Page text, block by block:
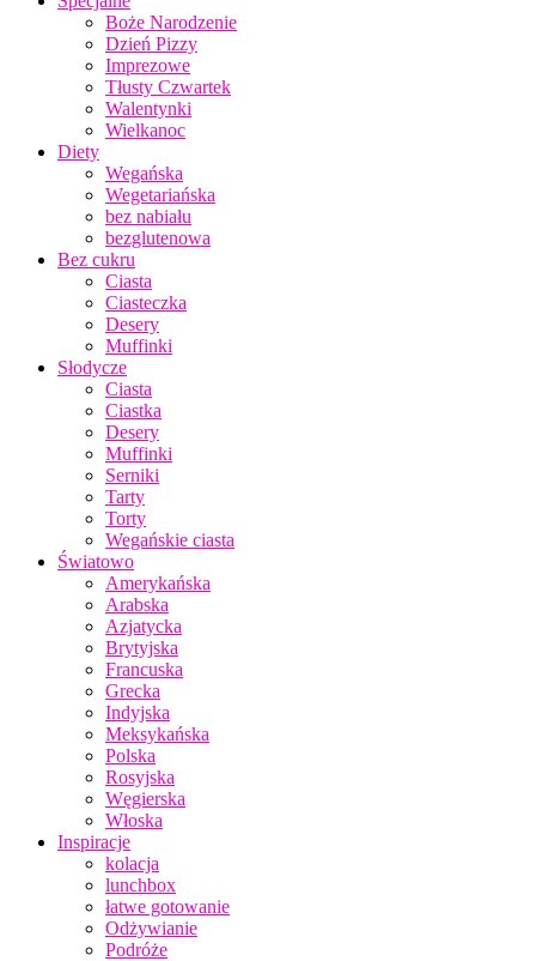
Boże Narodzenie
Dzień Pizzy
Imprezowe
Tłusty Czwartek
Walentynki
Wielkanoc
Diety
Wegańska
Wegetariańska
bez nabiału
bezglutenowa
Bez cukru
Ciasta
Ciasteczka
Desery
Muffinki
Słodycze
Ciasta
Ciastka
Desery
Muffinki
Serniki
Tarty
Torty
Wegańskie ciasta
Światowo
Amerykańska
Arabska
Azjatycka
Brytyjska
Francuska
Grecka
Indyjska
Meksykańska
Polska
Rosyjska
Węgierska
Włoska
Inspiracje
kolacja
lunchbox
łatwe gotowanie
Odżywianie
Podróże